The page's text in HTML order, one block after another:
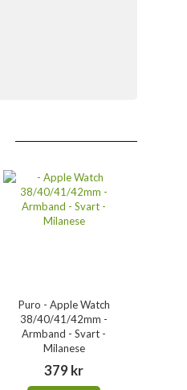
Puro - Apple Watch
38/40/41/42mm -
Armband - Svart -
Milanese
379 kr